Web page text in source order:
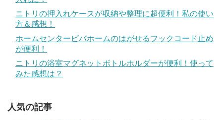
ニトリの押入れケースが収納や整理に超便利！私の使い
方＆感想！
ホームセンタービバホームのはがせるフックコード止め
が便利！
ニトリの浴室マグネットボトルホルダーが便利！使って
みた感想は？
人気の記事